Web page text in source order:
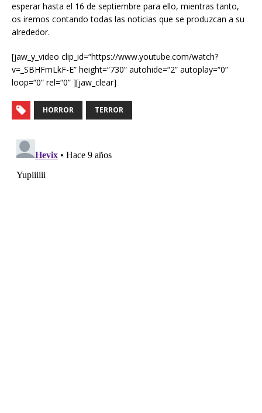
esperar hasta el 16 de septiembre para ello, mientras tanto,
os iremos contando todas las noticias que se produzcan a su
alrededor.
[jaw_y_video clip_id=“https://www.youtube.com/watch?
v=_SBHFmLkF-E” height=“730” autohide=“2” autoplay=“0”
loop=“0” rel=“0” ][jaw_clear]
HORROR TERROR